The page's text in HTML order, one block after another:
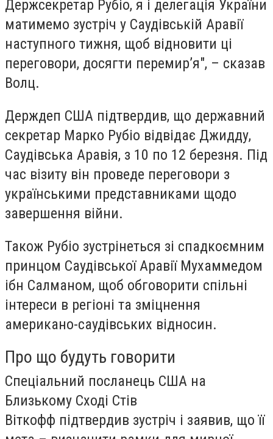
Держсекретар Рубіо, я і делегація України
матимемо зустріч у Саудівській Аравії
наступного тижня, щоб відновити ці
переговори, досягти перемир’я", – сказав
Волц.
Держдеп США підтвердив, що державний
секретар Марко Рубіо відвідає Джидду,
Саудівська Аравія, з 10 по 12 березня. Під
час візиту він проведе переговори з
українськими представниками щодо
завершення війни.
Також Рубіо зустрінеться зі спадкоємним
принцом Саудівської Аравії Мухаммедом
ібн Салманом, щоб обговорити спільні
інтереси в регіоні та зміцнення
американо-саудівських відносин.
Про що будуть говорити
Спеціальний посланець США на
Близькому Сході Стів
Віткофф підтвердив зустріч і заявив, що її